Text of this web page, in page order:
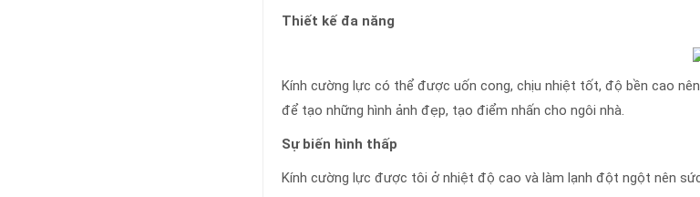
Thiết kế đa năng
Kính cường lực có thể được uốn cong, chịu nhiệt tốt, độ bền cao
để tạo những hình ảnh đẹp, tạo điểm nhấn cho ngôi nhà.
Sự biến hình thấp
Kính cường lực được tôi ở nhiệt độ cao và làm lạnh đột ngột nên